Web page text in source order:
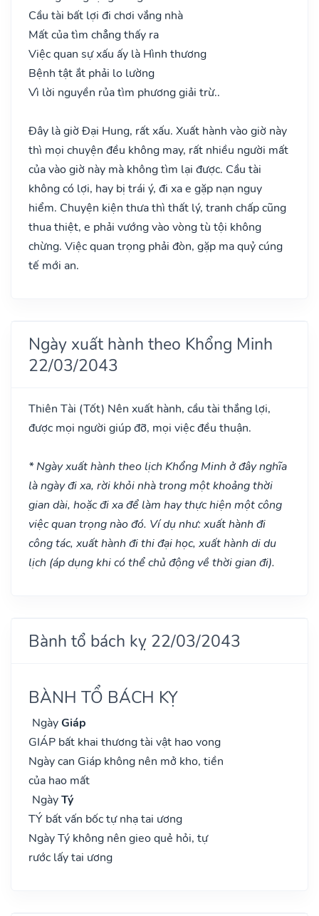
Cầu tài bất lợi đi chơi vắng nhà
Mất của tìm chẳng thấy ra
Việc quan sự xấu ấy là Hình thương
Bệnh tật ắt phải lo lường
Vì lời nguyền rủa tìm phương giải trừ..
Đây là giờ Đại Hung, rất xấu. Xuất hành vào giờ này
thì mọi chuyện đều không may, rất nhiều người mất
của vào giờ này mà không tìm lại được. Cầu tài
không có lợi, hay bị trái ý, đi xa e gặp nạn nguy
hiểm. Chuyện kiện thưa thì thất lý, tranh chấp cũng
thua thiệt, e phải vướng vào vòng tù tội không
chừng. Việc quan trọng phải đòn, gặp ma quỷ cúng
tế mới an.
Ngày xuất hành theo Khổng Minh
22/03/2043
Thiên Tài (Tốt) Nên xuất hành, cầu tài thắng lợi,
được mọi người giúp đỡ, mọi việc đều thuận.
* Ngày xuất hành theo lịch Khổng Minh ở đây nghĩa
là ngày đi xa, rời khỏi nhà trong một khoảng thời
gian dài, hoặc đi xa để làm hay thực hiện một công
việc quan trọng nào đó. Ví dụ như: xuất hành đi
công tác, xuất hành đi thi đại học, xuất hành di du
lịch (áp dụng khi có thể chủ động về thời gian đi).
Bành tổ bách kỵ 22/03/2043
BÀNH TỔ BÁCH KỴ
NgàyGiáp
GIÁP bất khai thương tài vật hao vong
Ngày can Giáp không nên mở kho, tiền
của hao mất
NgàyTý
TÝ bất vấn bốc tự nhạ tai ương
Ngày Tý không nên gieo quẻ hỏi, tự
rước lấy tai ương